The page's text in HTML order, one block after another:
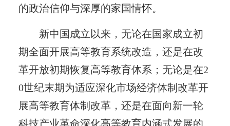
的政治信仰与深厚的家国情怀。
新中国成立以来，无论在国家成立初
期全面开展高等教育系统改造，还是在改
革开放初期恢复高等教育体系；无论是在2
0世纪末期为适应深化市场经济体制改革开
展高等教育体制改革，还是在面向新一轮
科技产业革命深化高等教育内涵式发展的